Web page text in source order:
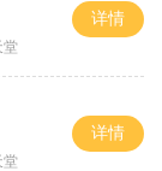
堂
详情
堂
详情